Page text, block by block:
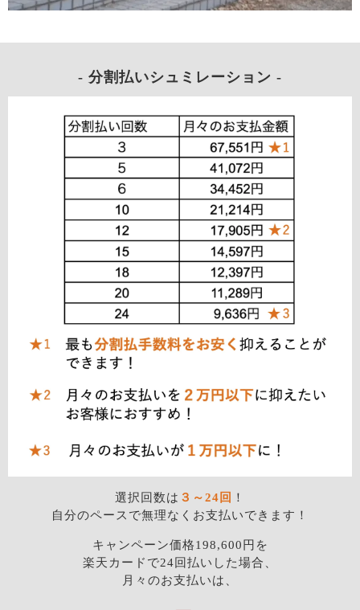
- 分割払いシュミレーション -
選択回数は ３～24回 ！
自分のペースで無理なくお支払いできます！
キャンペーン価格198,600円 を
楽天カードで24回払いした場合、
月々のお支払いは、